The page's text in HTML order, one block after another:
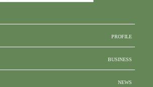
PROFILE
BUSINESS
NEWS